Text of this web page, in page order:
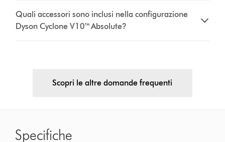
Quali accessori sono inclusi nella configurazione
Dyson Cyclone V10™ Absolute?
Scopri le altre domande frequenti
Specifiche